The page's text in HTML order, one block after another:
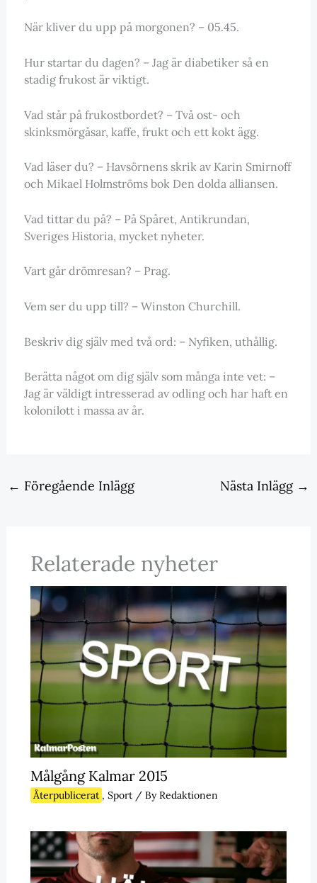
När kliver du upp på morgonen? – 05.45.
Hur startar du dagen? – Jag är diabetiker så en
stadig frukost är viktigt.
Vad står på frukostbordet? – Två ost- och
skinksmörgåsar, kaffe, frukt och ett kokt ägg.
Vad läser du? – Havsörnens skrik av Karin Smirnoff
och Mikael Holmströms bok Den dolda alliansen.
Vad tittar du på? – På Spåret, Antikrundan,
Sveriges Historia, mycket nyheter.
Vart går drömresan? – Prag.
Vem ser du upp till? – Winston Churchill.
Beskriv dig själv med två ord: – Nyfiken, uthållig.
Berätta något om dig själv som många inte vet: –
Jag är väldigt intresserad av odling och har haft en
kolonilott i massa av år.
← Föregående Inlägg Nästa Inlägg →
Relaterade nyheter
Målgång Kalmar 2015
Återpublicerat , Sport/ ByRedaktionen